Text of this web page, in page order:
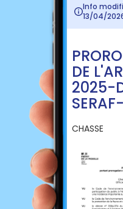
Info
13/04/
DE
2025-
CHASSE